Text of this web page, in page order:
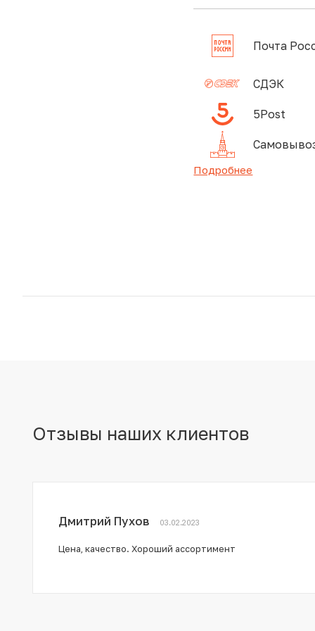
Почта
СДЭК
5Post
Подробнее
Отзывы наших клиентов
Дмитрий Пухов 03.02.2023
Цена, качество. Хороший ассортимент